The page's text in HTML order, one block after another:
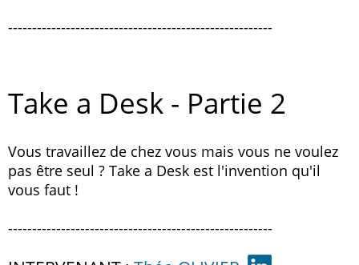
-------------------------------------------------------
Take a Desk - Partie 2
Vous travaillez de chez vous mais vous ne voulez
pas être seul ? Take a Desk est l'invention qu'il
vous faut !
-------------------------------------------------------